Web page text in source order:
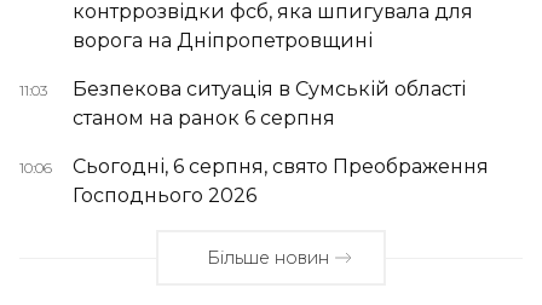
контррозвідки фсб, яка шпигувала для
ворога на Дніпропетровщині
11:03
Безпекова ситуація в Сумській області
станом на ранок 6 серпня
10:06
Сьогодні, 6 серпня, свято Преображення
Господнього 2026
Більше новин